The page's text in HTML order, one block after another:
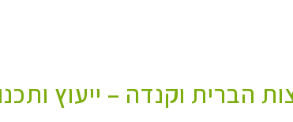
הברית וקנדה – ייעוץ